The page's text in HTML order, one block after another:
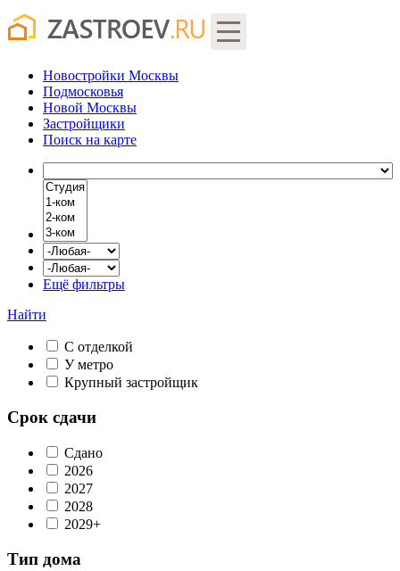
Новостройки Москвы
Подмосковья
Новой Москвы
Застройщики
Поиск на карте
Ещё фильтры
Найти
С отделкой
У метро
Крупный застройщик
Срок сдачи
Сдано
2026
2027
2028
2029+
Тип дома